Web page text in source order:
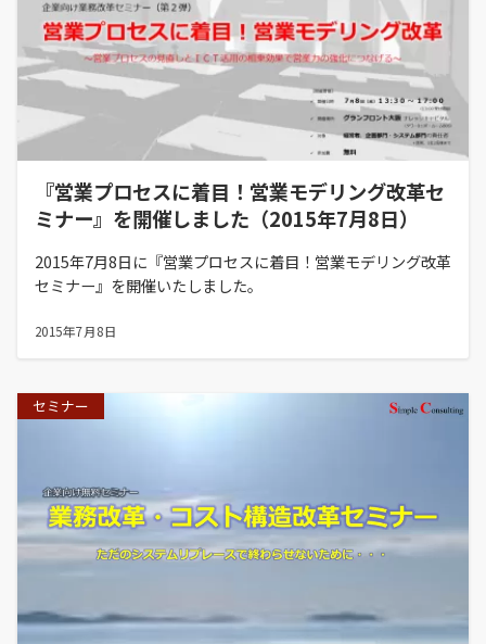
『営業プロセスに着目！営業モデリング改革セ
ミナー』を開催しました（2015年7月8日）
2015年7月8日に『営業プロセスに着目！営業モデリング改革
セミナー』を開催いたしました。
2015年7月8日
セミナー